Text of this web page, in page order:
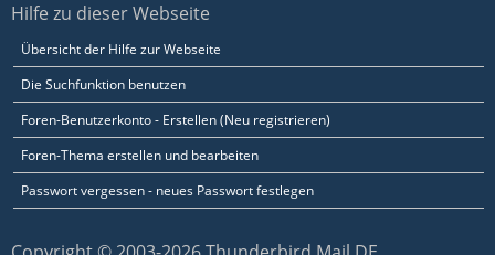
Hilfe zu dieser Webseite
Übersicht der Hilfe zur Webseite
Die Suchfunktion benutzen
Foren-Benutzerkonto - Erstellen (Neu registrieren)
Foren-Thema erstellen und bearbeiten
Passwort vergessen - neues Passwort festlegen